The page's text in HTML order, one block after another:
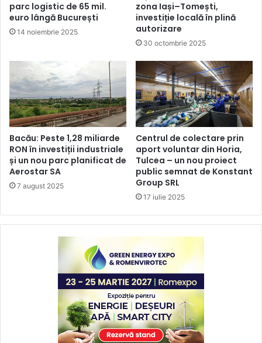
parc logistic de 65 mil.
euro lângă București
14 noiembrie 2025
zona Iași–Tomești,
investiție locală în plină
autorizare
30 octombrie 2025
Bacău: Peste 1,28 miliarde
RON în investiții industriale
și un nou parc planificat de
Aerostar SA
7 august 2025
Centrul de colectare prin
aport voluntar din Horia,
Tulcea – un nou proiect
public semnat de Konstant
Group SRL
17 iulie 2025